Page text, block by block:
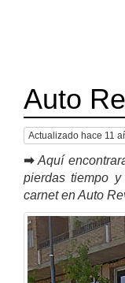
Auto
Actualizado hace 11
➡ Aquí
pierdas tiempo
carnet en Auto